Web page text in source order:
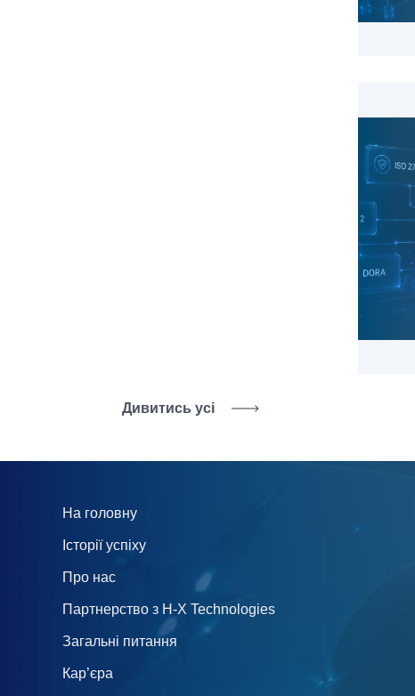
Дивитись усі
На головну
Історії успіху
Про нас
Партнерство з H-X Technologies
Загальні питання
Кар’єра